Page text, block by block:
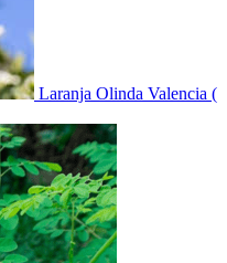
Laranja Olinda Valencia (